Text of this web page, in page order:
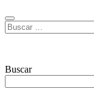
Buscar:
Buscar